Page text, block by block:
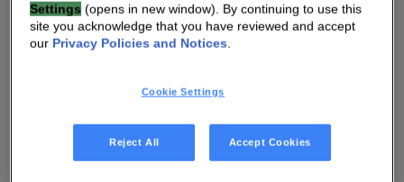
Nos Engagements
Qui sommes-nous
Relations investisseurs
Nos engagements
Settings (opens in new window). By continuing to use this
site you acknowledge that you have reviewed and accept
our Privacy Policies and Notices.
Cookie Settings
Reject All Accept Cookies